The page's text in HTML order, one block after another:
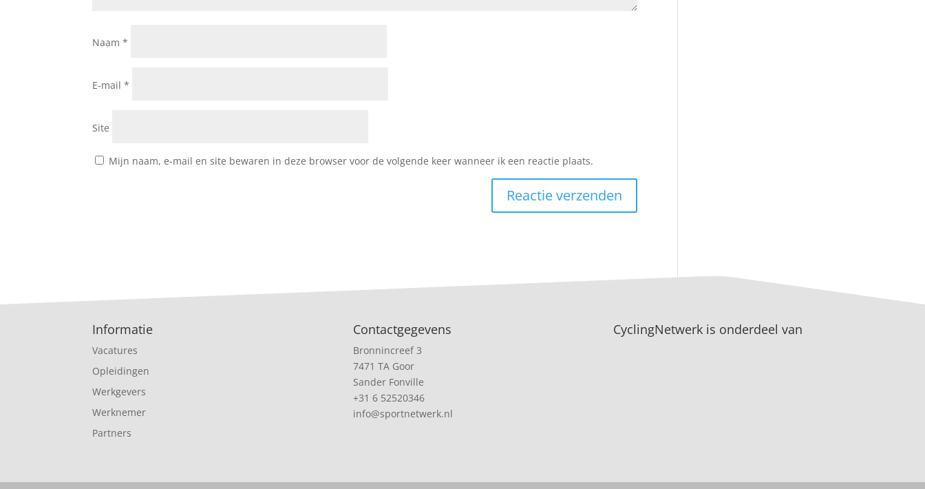
Naam*
E-mail*
Site
Mijn naam, e-mail en site bewaren in deze browser voor de volgende keer wanneer ik een reactie plaats.
Informatie
Vacatures
Opleidingen
Werkgevers
Werknemer
Partners
Contactgegevens
Bronnincreef 3
7471 TA Goor
Sander Fonville
+31 6 52520346
info@sportnetwerk.nl
CyclingNetwerk is onderdeel van